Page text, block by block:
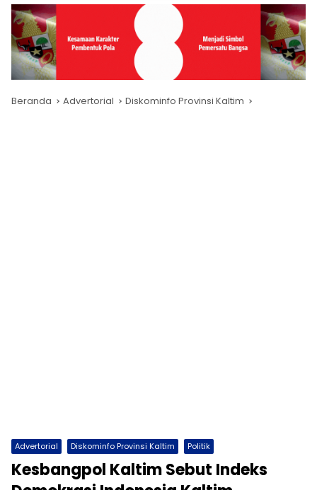
Beranda Advertorial Diskominfo Provinsi Kaltim
Advertorial Diskominfo Provinsi Kaltim Politik
Kesbangpol Kaltim Sebut Indeks